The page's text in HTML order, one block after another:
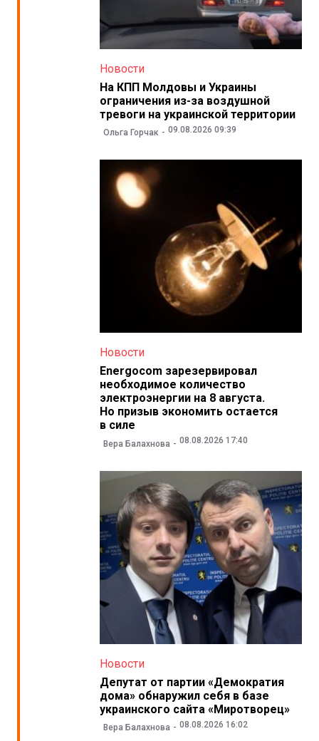
Новости
На КПП Молдовы и Украины
ограничения из-за воздушной
тревоги на украинской территории
Ольга Горчак 09.08.2026 09:39
Новости
Energocom зарезервировал
необходимое количество
электроэнергии на 8 августа.
Но призыв экономить остается
в силе
Вера Балахнова 08.08.2026 17:40
Новости
Депутат от партии «Демократия
дома» обнаружил себя в базе
украинского сайта «Миротворец»
Вера Балахнова 08.08.2026 16:02